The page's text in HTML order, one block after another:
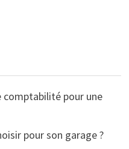
comptabilité pour une
pour son garage ?